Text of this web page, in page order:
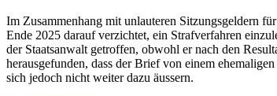
Im Zusammenhang mit unlauteren Sitzungsgeldern
Ende 2025 darauf verzichtet, ein Strafverfahren
der Staatsanwalt getroffen, obwohl er nach den
herausgefunden, dass der Brief von einem
sich jedoch nicht weiter dazu äussern.